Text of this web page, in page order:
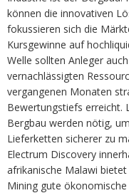
können die innovativen
fokussieren sich die
Kursgewinne auf
Welle sollten Anleger
vernachlässigten
vergangenen Monaten
Bewertungstiefs erreicht.
Bergbau werden nötig,
Lieferketten sicherer zu
Electrum Discovery
afrikanische Malawi
Mining gute